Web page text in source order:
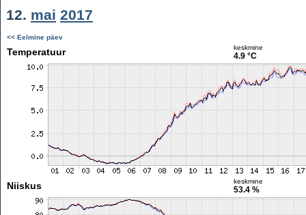
12. mai 2017
<< Eelmine päev
Temperatuur keskmine
4.9 °C
Niiskus keskmine
53.4 %